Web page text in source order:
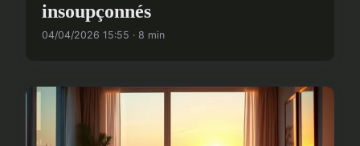
insoupçonnés
04/04/2026 15:55 · 8 min